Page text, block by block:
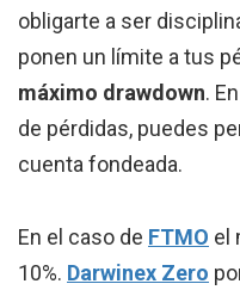
obligarte a ser
ponen un límite a tus
máximo drawdown.
de pérdidas, puedes
cuenta fondeada.
En el caso de FTMO el
10%. Darwinex Zero